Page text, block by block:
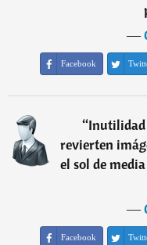
―
Facebook
“Inutilidad
revierten
el sol de
―
Facebook